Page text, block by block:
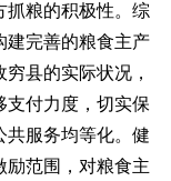
抓粮的积极性。综
建完善的粮食主产
县的实际状况，
支付力度，切实保
共服务均等化。健
励范围，对粮食主